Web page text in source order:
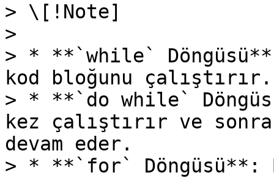
> \[!Note]
>
> * **`while`
kod bloğunu çalıştırır.
> * **`do while`
kez çalıştırır ve
devam eder.
> * **`for`